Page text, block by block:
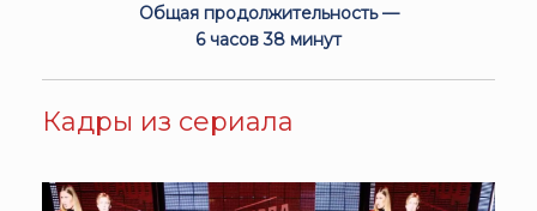
Общая продолжительность —
6 часов 38 минут
Кадры из сериала